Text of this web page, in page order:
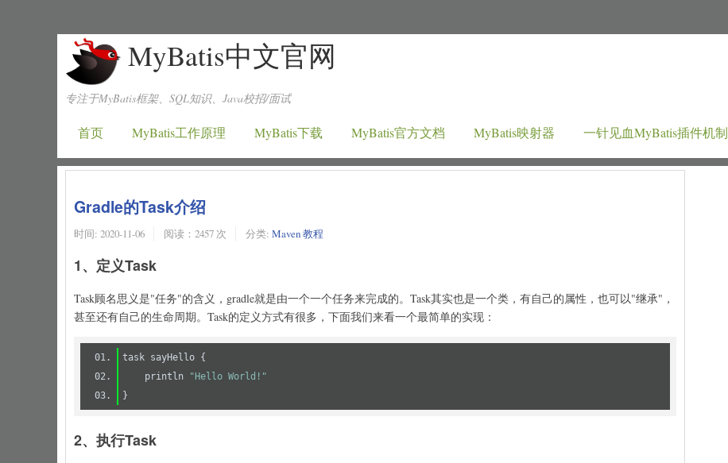
MyBatis中文官网
专注于MyBatis框架、SQL知识、Java校招/面试
首页 MyBatis工作原理 MyBatis下载 MyBatis官方文档 MyBatis映射器 一针见血MyBatis插件机制
Gradle的Task介绍
时间: 2020-11-06 阅读：2457 次 分类: Maven 教程
1、定义Task
Task顾名思义是"任务"的含义，gradle就是由一个一个任务来完成的。Task其实也是一个类，有自己的属性，也可以"继承"，
甚至还有自己的生命周期。Task的定义方式有很多，下面我们来看一个最简单的实现：
    println
"Hello World!"
2、执行Task